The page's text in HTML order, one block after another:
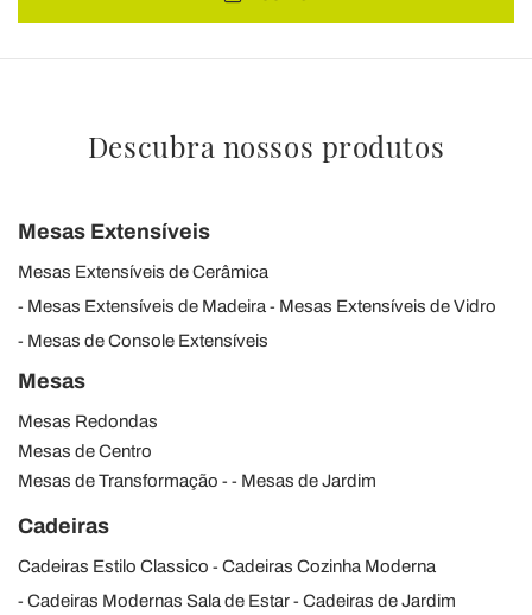
Descubra nossos produtos
Mesas Extensíveis
Mesas Extensíveis de Cerâmica
Mesas Extensíveis de Madeira
Mesas Extensíveis de Vidro
Mesas de Console Extensíveis
Mesas
Mesas Redondas
Mesas de Centro
Mesas de Transformação
Mesas de Jardim
Cadeiras
Cadeiras Estilo Classico
Cadeiras Cozinha Moderna
Cadeiras Modernas Sala de Estar
Cadeiras de Jardim